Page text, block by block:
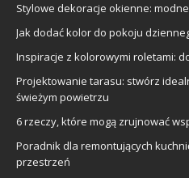
Stylowe dekoracje okienne:
Jak dodać kolor do pokoju
Inspiracje z kolorowymi roletami:
Projektowanie tarasu: stwórz
świeżym powietrzu
6 rzeczy, które mogą zrujnować
Poradnik dla remontujących
przestrzeń